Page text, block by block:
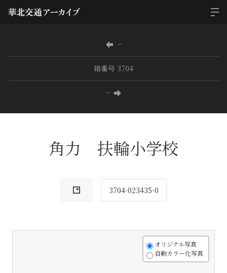
−
箱番号 3704
−
角力 扶輪小学校
3704-023435-0
オリジナル写真
自動カラー化写真